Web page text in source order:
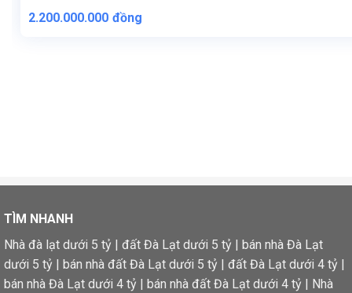
2.200.000.000 đồng
TÌM NHANH
Nhà đà lạt dưới 5 tỷ | đất Đà Lạt dưới 5 tỷ | bán nhà Đà Lạt
dưới 5 tỷ | bán nhà đất Đà Lạt dưới 5 tỷ | đất Đà Lạt dưới 4 tỷ |
bán nhà Đà Lạt dưới 4 tỷ | bán nhà đất Đà Lạt dưới 4 tỷ | Nhà